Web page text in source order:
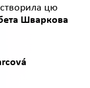
створила цю
Шваркова